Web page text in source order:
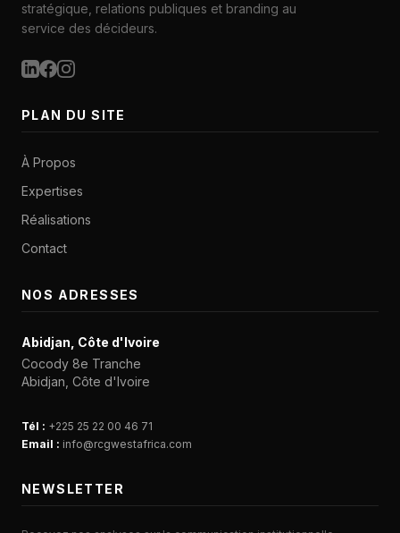
stratégique, relations publiques et branding au
service des décideurs.
PLAN DU SITE
À Propos
Expertises
Réalisations
Contact
NOS ADRESSES
Abidjan, Côte d'Ivoire
Cocody 8e Tranche
Abidjan, Côte d'Ivoire
Tél : +225 25 22 00 46 71
Email : info@rcgwestafrica.com
NEWSLETTER